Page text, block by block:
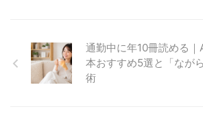
通勤中に年10冊読める
本おすすめ5選と「なが
術